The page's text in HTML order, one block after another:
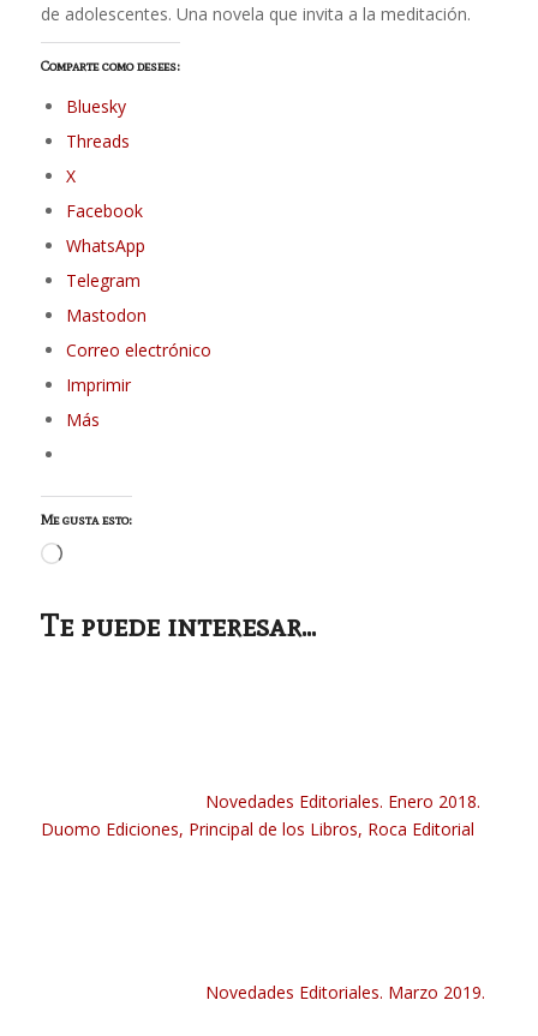
de adolescentes. Una novela que invita a la meditación.
Comparte como desees:
Bluesky
Threads
X
Facebook
WhatsApp
Telegram
Mastodon
Correo electrónico
Imprimir
Más
Me gusta esto:
Cargando...
Te puede interesar...
Novedades Editoriales. Enero 2018.
Duomo Ediciones, Principal de los Libros, Roca Editorial
Novedades Editoriales. Marzo 2019.